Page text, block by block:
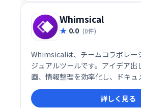
Whimsical
0.0 (0件)
Whimsicalは、チームコラボレー
ジュアルツールです。アイデア出
画、情報整理を効率化し、ドキュ
ーフレーム、フローチャート、
一つのプラットフォームで実現し
詳しく見る